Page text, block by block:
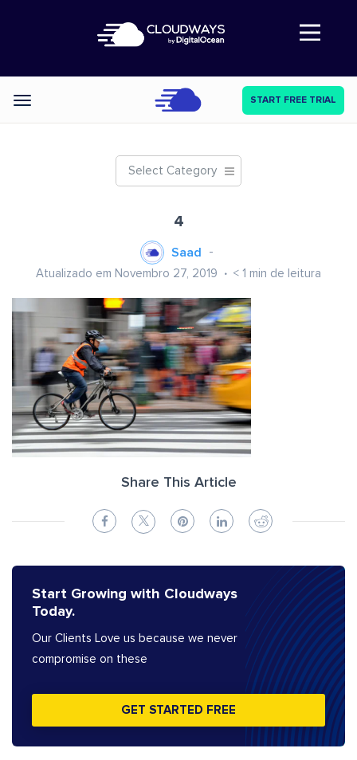
Abre a navegação
Categories START FREE TRIAL
Select Category
4
Saad
Atualizado em Novembro 27, 2019 < 1 min de leitura
Share This Article
Start Growing with Cloudways
Today.
Our Clients Love us because we never
compromise on these
GET STARTED FREE